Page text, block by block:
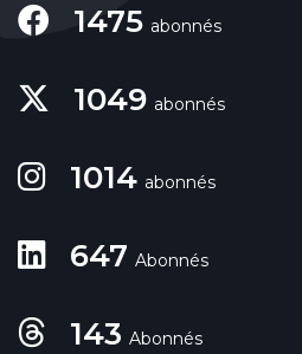
1475 abonnés
1049 abonnés
1014 abonnés
647 Abonnés
143 Abonnés